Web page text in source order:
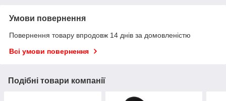
Умови повернення
Повернення товару впродовж 14 днів за домовленістю
Всі умови повернення
Подібні товари компанії